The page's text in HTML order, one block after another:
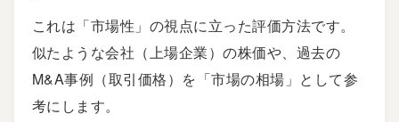
これは「市場性」の視点に立った評価方法です。
似たような会社（上場企業）の株価や、過去の
M&A事例（取引価格）を「市場の相場」として参
考にします。